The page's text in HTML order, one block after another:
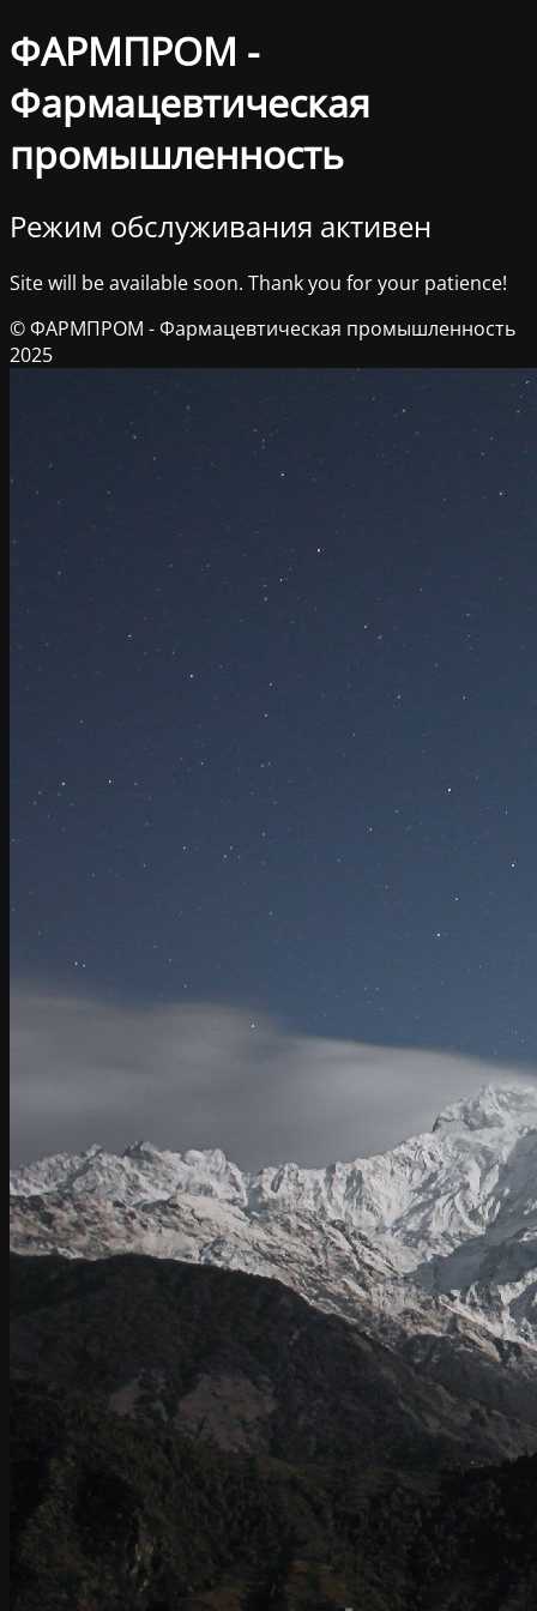
ФАРМПРОМ -
Фармацевтическая
промышленность
Режим обслуживания активен
Site will be available soon. Thank you for your patience!
© ФАРМПРОМ - Фармацевтическая промышленность
2025